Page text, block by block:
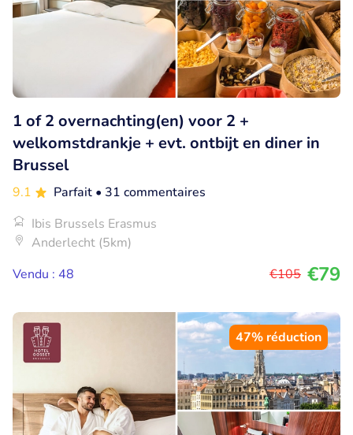
1 of 2 overnachting(en) voor 2 +
welkomstdrankje + evt. ontbijt en diner in
Brussel
9.1 Parfait • 31 commentaires
Ibis Brussels Erasmus
Anderlecht (5km)
Vendu : 48
€105 €79
47% réduction